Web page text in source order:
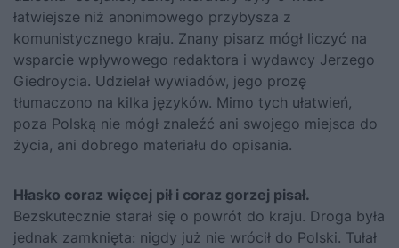
łatwiejsze niż anonimowego przybysza z
komunistycznego kraju. Znany pisarz mógł liczyć na
wsparcie wpływowego redaktora i wydawcy Jerzego
Giedroycia. Udzielał wywiadów, jego prozę
tłumaczono na kilka języków. Mimo tych ułatwień,
poza Polską nie mógł znaleźć ani swojego miejsca do
życia, ani dobrego materiału do opisania.
Hłasko coraz więcej pił i coraz gorzej pisał.
Bezskutecznie starał się o powrót do kraju. Droga była
jednak zamknięta: nigdy już nie wrócił do Polski. Tułał